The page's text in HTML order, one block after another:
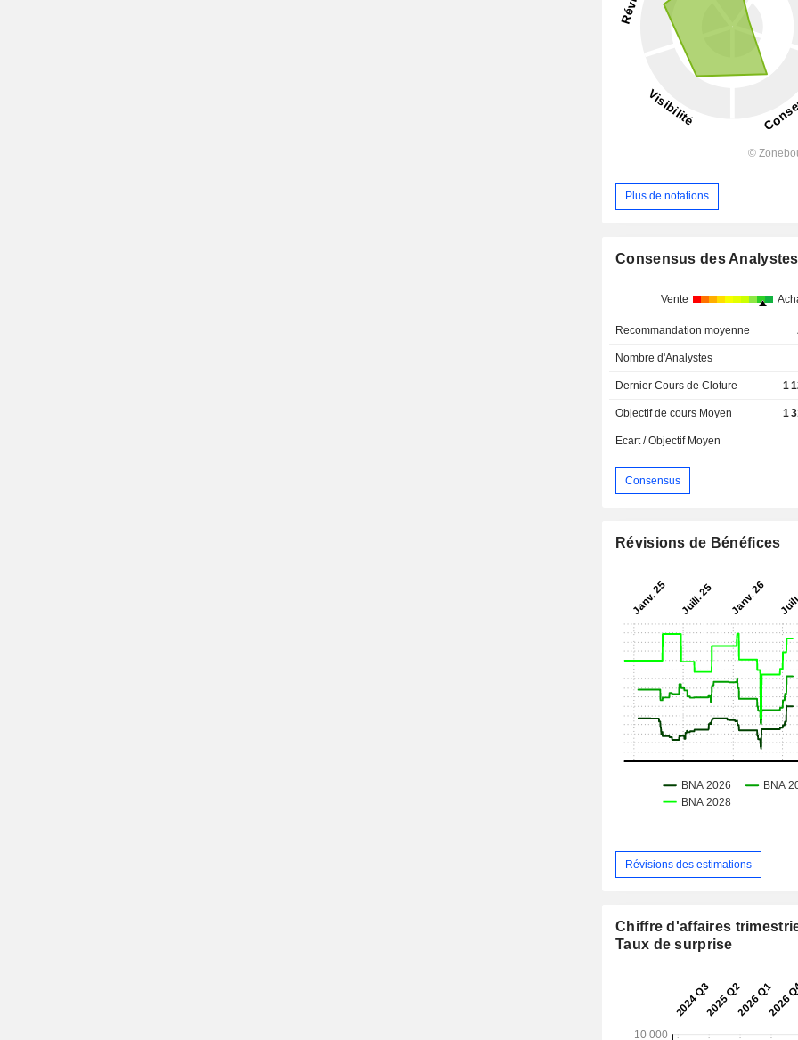
Plus de notations
Consensus des Analystes
Vente
Recommandation moyenne
Nombre d'Analystes
Dernier Cours de Cloture 1
Objectif de cours Moyen 1
Ecart / Objectif Moyen
Consensus
Révisions de Bénéfices
Révisions des estimations
Chiffre d'affaires
Taux de surprise